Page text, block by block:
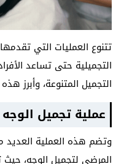
تتنوع العمليات التي
التجميلية حتى تساعد
التجميل المتنوعة، وأبرز
عملية تجميل الوجه
وتضم هذه العملية العديد
المرضى لتجميل الوجه،